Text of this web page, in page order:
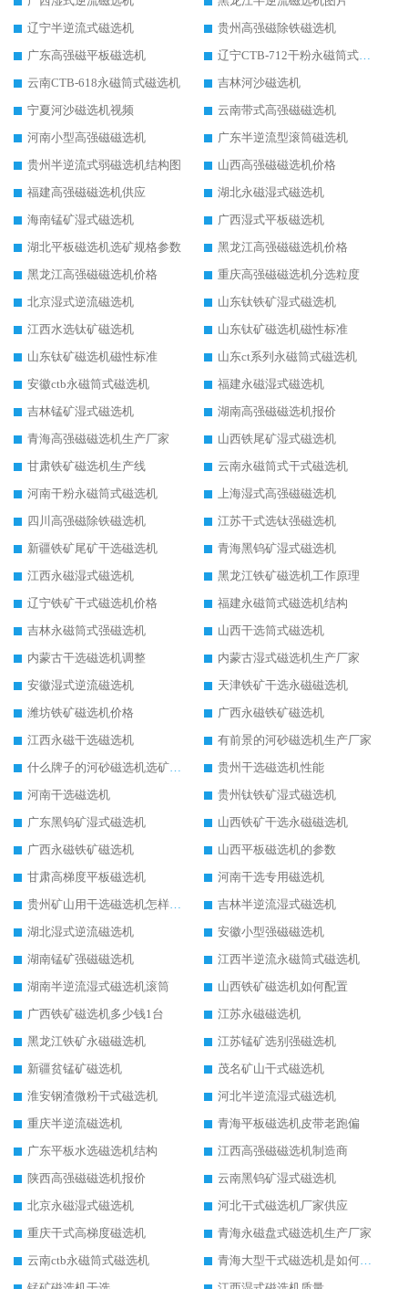
辽宁半逆流式磁选机
贵州高强磁除铁磁选机
广东高强磁平板磁选机
辽宁CTB-712干粉永磁筒式磁选机
云南CTB-618永磁筒式磁选机
吉林河沙磁选机
宁夏河沙磁选机视频
云南带式高强磁磁选机
河南小型高强磁磁选机
广东半逆流型滚筒磁选机
贵州半逆流式弱磁选机结构图
山西高强磁磁选机价格
福建高强磁磁选机供应
湖北永磁湿式磁选机
海南锰矿湿式磁选机
广西湿式平板磁选机
湖北平板磁选机选矿规格参数
黑龙江高强磁磁选机价格
黑龙江高强磁磁选机价格
重庆高强磁磁选机分选粒度
北京湿式逆流磁选机
山东钛铁矿湿式磁选机
江西水选钛矿磁选机
山东钛矿磁选机磁性标准
山东钛矿磁选机磁性标准
山东ct系列永磁筒式磁选机
安徽ctb永磁筒式磁选机
福建永磁湿式磁选机
吉林锰矿湿式磁选机
湖南高强磁磁选机报价
青海高强磁磁选机生产厂家
山西铁尾矿湿式磁选机
甘肃铁矿磁选机生产线
云南永磁筒式干式磁选机
河南干粉永磁筒式磁选机
上海湿式高强磁磁选机
四川高强磁除铁磁选机
江苏干式选钛强磁选机
新疆铁矿尾矿干选磁选机
青海黑钨矿湿式磁选机
江西永磁湿式磁选机
黑龙江铁矿磁选机工作原理
辽宁铁矿干式磁选机价格
福建永磁筒式磁选机结构
吉林永磁筒式强磁选机
山西干选筒式磁选机
内蒙古干选磁选机调整
内蒙古湿式磁选机生产厂家
安徽湿式逆流磁选机
天津铁矿干选永磁磁选机
潍坊铁矿磁选机价格
广西永磁铁矿磁选机
江西永磁干选磁选机
有前景的河砂磁选机生产厂家
什么牌子的河砂磁选机选矿效果好
贵州干选磁选机性能
河南干选磁选机
贵州钛铁矿湿式磁选机
广东黑钨矿湿式磁选机
山西铁矿干选永磁磁选机
广西永磁铁矿磁选机
山西平板磁选机的参数
甘肃高梯度平板磁选机
河南干选专用磁选机
贵州矿山用干选磁选机怎样调磁
吉林半逆流湿式磁选机
湖北湿式逆流磁选机
安徽小型强磁磁选机
湖南锰矿强磁磁选机
江西半逆流永磁筒式磁选机
湖南半逆流湿式磁选机滚筒
山西铁矿磁选机如何配置
广西铁矿磁选机多少钱1台
江苏永磁磁选机
黑龙江铁矿永磁磁选机
江苏锰矿选别强磁选机
新疆贫锰矿磁选机
茂名矿山干式磁选机
淮安钢渣微粉干式磁选机
河北半逆流湿式磁选机
重庆半逆流磁选机
青海平板磁选机皮带老跑偏
广东平板水选磁选机结构
江西高强磁磁选机制造商
陕西高强磁磁选机报价
云南黑钨矿湿式磁选机
北京永磁湿式磁选机
河北干式磁选机厂家供应
重庆干式高梯度磁选机
青海永磁盘式磁选机生产厂家
云南ctb永磁筒式磁选机
青海大型干式磁选机是如何选矿的